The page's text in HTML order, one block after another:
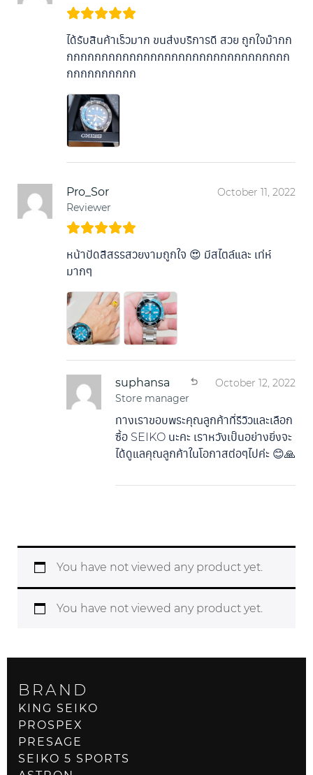
ได้รับสินค้าเร็วมาก ขนส่งบริการดี สวย ถูกใจม๊ากก
กกกกกกกกกกกกกกกกกกกกกกกกกกกกกกกก
กกกกกกกกกก
Pro_Sor
Reviewer
October 11, 2022
หน้าปัดสีสรรสวยงามถูกใจ 😍 มีสไตล์และ เท่ห์
มากๆ
suphansa
Store manager
October 12, 2022
ทางเราขอบพระคุณลูกค้าที่รีวิวและเลือก
ซื้อ SEIKO นะคะ เราหวังเป็นอย่างยิ่งจะ
ได้ดูแลคุณลูกค้าในโอกาสต่อๆไปค่ะ 😊🙏
You have not viewed any product yet.
You have not viewed any product yet.
BRAND
KING SEIKO
PROSPEX
PRESAGE
SEIKO 5 SPORTS